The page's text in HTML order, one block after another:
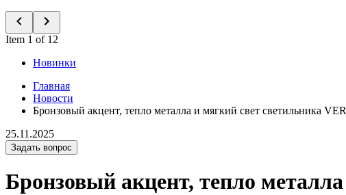
Item 1 of 12
Новинки
Главная
Новости
Бронзовый акцент, тепло металла и мягкий свет светильника
25.11.2025
Задать вопрос
Бронзовый акцент, тепло